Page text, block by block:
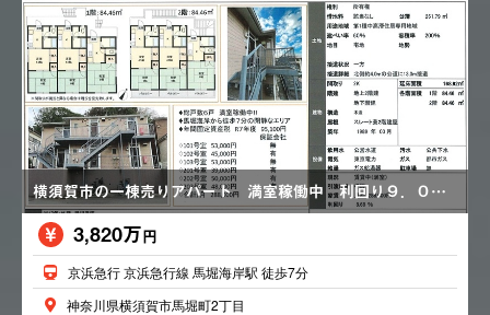
横須賀市の一棟売りアパート 満室稼働中 利回り９．０４％ 閑静なエリア 価格変更あり3,980万円→3,820万円
3,820万円
京浜急行 京浜急行線 馬堀海岸駅 徒歩7分
神奈川県横須賀市馬堀町2丁目